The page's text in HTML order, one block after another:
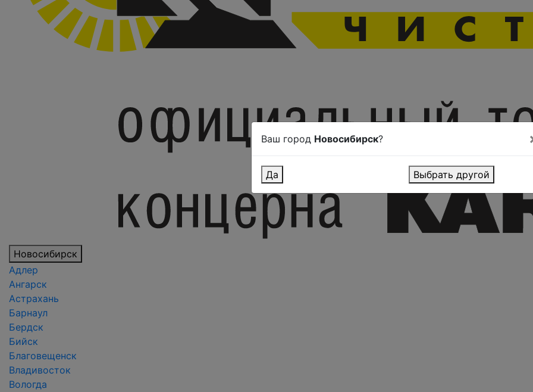
Новосибирск
Адлер
Ангарск
Астрахань
Барнаул
Бердск
Бийск
Благовещенск
Владивосток
Вологда
Ваш город Новосибирск?
Да Выбрать другой